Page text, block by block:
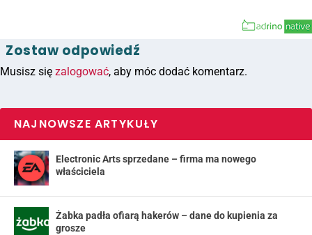
Zostaw odpowiedź
Musisz się zalogować, aby móc dodać komentarz.
NAJNOWSZE ARTYKUŁY
Electronic Arts sprzedane – firma ma nowego
właściciela
Żabka padła ofiarą hakerów – dane do kupienia za
grosze